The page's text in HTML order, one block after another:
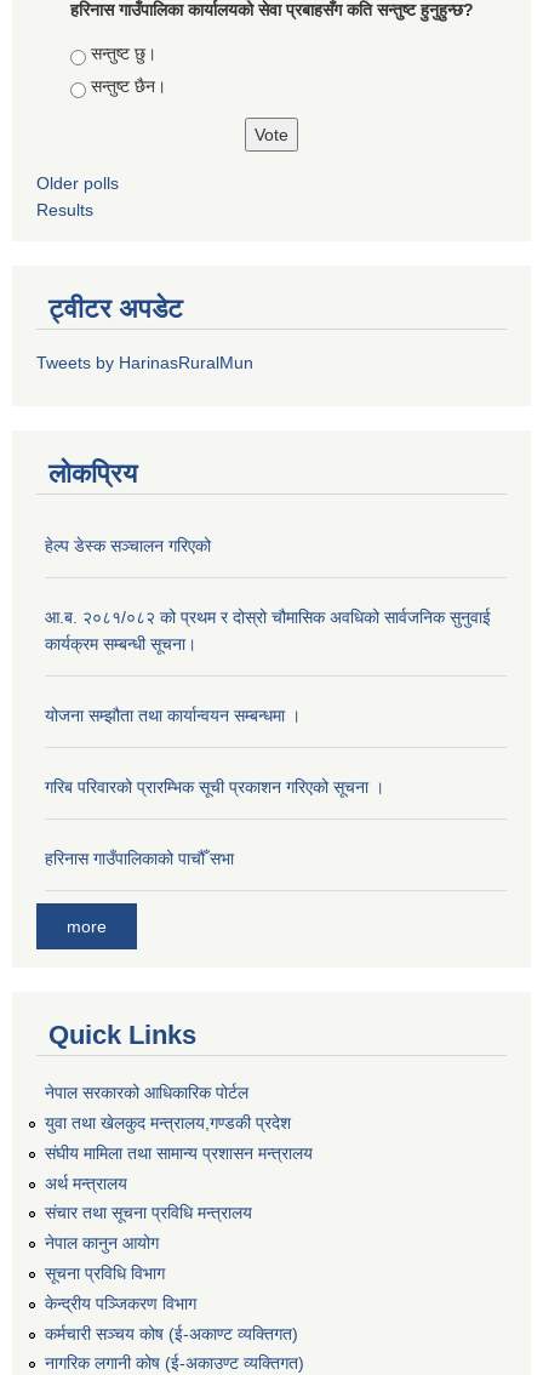
हरिनास गाउँपालिका कार्यालयको सेवा प्रबाहसँग कति सन्तुष्ट हुनुहुन्छ?
Choices
सन्तुष्ट छु।
सन्तुष्ट छैन।
Older polls
Results
ट्वीटर अपडेट
Tweets by HarinasRuralMun
लोकप्रिय
हेल्प डेस्क सञ्‍चालन गरिएको
आ.ब. २०८१/०८२ को प्रथम र दोस्रो चौमासिक अवधिको सार्वजनिक सुनुवाई
कार्यक्रम सम्बन्धी सूचना।
योजना सम्झौता तथा कार्यान्वयन सम्बन्धमा ।
गरिब परिवारको प्रारम्भिक सूची प्रकाशन गरिएको सूचना ।
हरिनास गाउँपालिकाको पाचौँ सभा
more
Quick Links
नेपाल सरकारको आधिकारिक पोर्टल
युवा तथा खेलकुद मन्त्रालय,गण्डकी प्रदेश
संघीय मामिला तथा सामान्य प्रशासन मन्त्रालय
अर्थ मन्त्रालय
संचार तथा सूचना प्रविधि मन्त्रालय
नेपाल कानुन आयोग
सूचना प्रविधि विभाग
केन्द्रीय पञ्जिकरण विभाग
कर्मचारी सञ्‍चय कोष (ई‍-अकाण्ट व्यक्तिगत)
नागरिक लगानी कोष (ई-अकाउण्ट व्यक्तिगत)